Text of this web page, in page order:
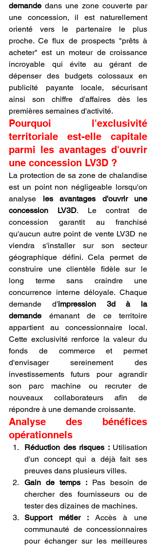
demande dans une zone couverte par
une concession, il est naturellement
orienté vers le partenaire le plus
proche. Ce flux de prospects "prêts à
acheter" est un moteur de croissance
incroyable qui évite au gérant de
dépenser des budgets colossaux en
publicité payante locale, sécurisant
ainsi son chiffre d'affaires dès les
premières semaines d'activité.
Pourquoi l'exclusivité
territoriale est-elle capitale
parmi les avantages d'ouvrir
une concession LV3D ?
La protection de sa zone de chalandise
est un point non négligeable lorsqu'on
analyse les avantages d'ouvrir une
concession LV3D. Le contrat de
concession garantit au franchisé
qu'aucun autre point de vente LV3D ne
viendra s'installer sur son secteur
géographique défini. Cela permet de
construire une clientèle fidèle sur le
long terme sans craindre une
concurrence interne déloyale. Chaque
demande d'impression 3d à la
demande émanant de ce territoire
appartient au concessionnaire local.
Cette exclusivité renforce la valeur du
fonds de commerce et permet
d'envisager sereinement des
investissements futurs pour agrandir
son parc machine ou recruter de
nouveaux collaborateurs afin de
répondre à une demande croissante.
Analyse des bénéfices
opérationnels
Réduction des risques : Utilisation
d'un concept qui a déjà fait ses
preuves dans plusieurs villes.
Gain de temps : Pas besoin de
chercher des fournisseurs ou de
tester des dizaines de machines.
Support métier : Accès à une
communauté de concessionnaires
pour échanger sur les meilleures